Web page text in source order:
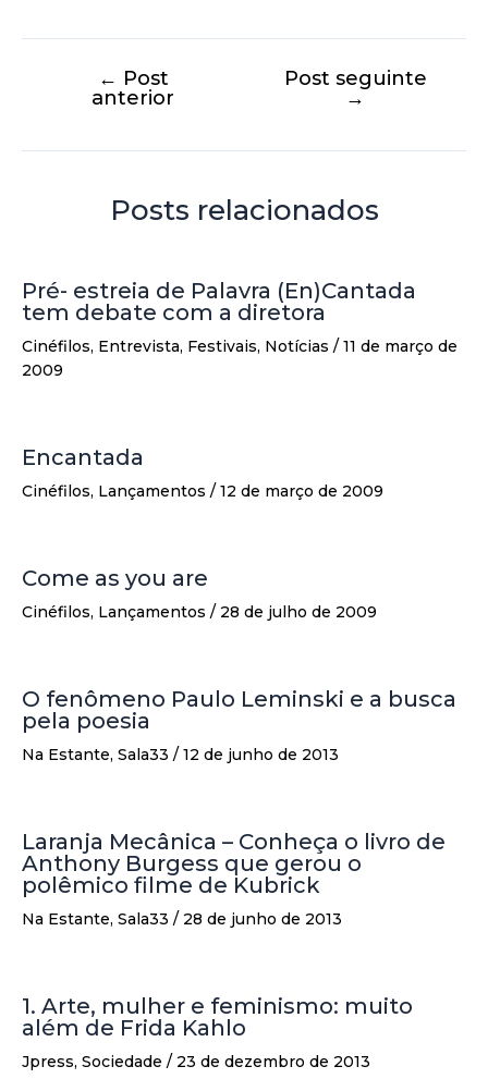
← Post
anterior
Post seguinte
→
Posts relacionados
Pré- estreia de Palavra (En)Cantada
tem debate com a diretora
Cinéfilos, Entrevista, Festivais, Notícias / 11 de março de
2009
Encantada
Cinéfilos, Lançamentos / 12 de março de 2009
Come as you are
Cinéfilos, Lançamentos / 28 de julho de 2009
O fenômeno Paulo Leminski e a busca
pela poesia
Na Estante, Sala33 / 12 de junho de 2013
Laranja Mecânica – Conheça o livro de
Anthony Burgess que gerou o
polêmico filme de Kubrick
Na Estante, Sala33 / 28 de junho de 2013
1. Arte, mulher e feminismo: muito
além de Frida Kahlo
Jpress, Sociedade / 23 de dezembro de 2013